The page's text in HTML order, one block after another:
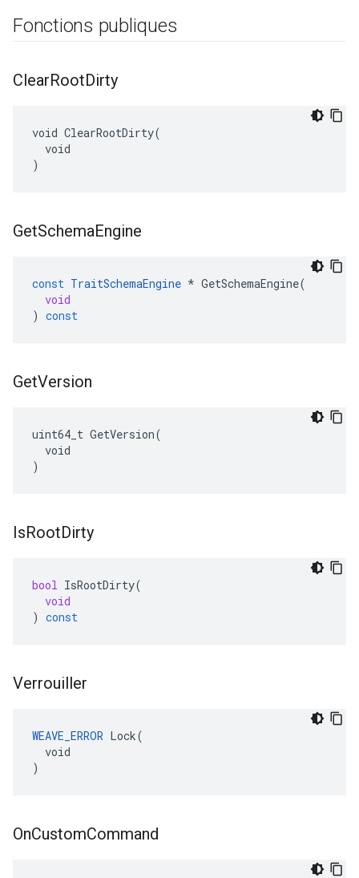
Fonctions publiques
ClearRootDirty
void ClearRootDirty(
  void
)
GetSchemaEngine
const TraitSchemaEngine * GetSchemaEngine(
void
) const
GetVersion
uint64_t GetVersion(
  void
)
IsRootDirty
bool IsRootDirty(
void
) const
Verrouiller
WEAVE_ERROR Lock(
  void
)
OnCustomCommand